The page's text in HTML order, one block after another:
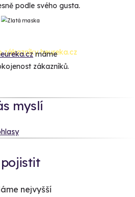
podle svého gusta.
máme
zákazníků.
myslí
nejvyšší